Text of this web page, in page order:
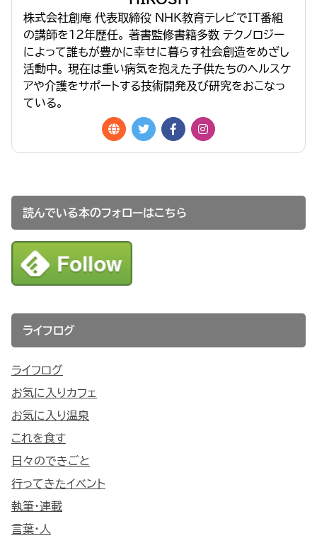
株式会社創庵 代表取締役 NHK教育テレビでIT番組
の講師を１２年歴任。 著書監修書籍多数 テクノロジー
によって誰もが豊かに幸せに暮らす社会創造をめざし
活動中。 現在は重い病気を抱えた子供たちのヘルスケ
アや介護をサポートする技術開発及び研究をおこなっ
ている。
読んでいる本のフォローはこちら
ライフログ
ライフログ
お気に入りカフェ
お気に入り温泉
これを食す
日々のできごと
行ってきたイベント
執筆・連載
言葉・人